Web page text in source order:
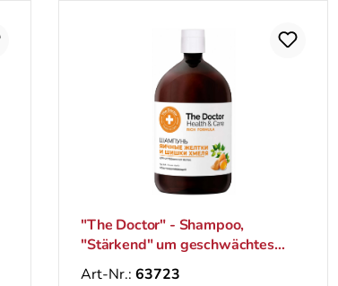
"The Doctor" - Shampoo,
"Stärkend" um geschwächtes
Haar zu stärken, 946 ml
Art-Nr.: 63723